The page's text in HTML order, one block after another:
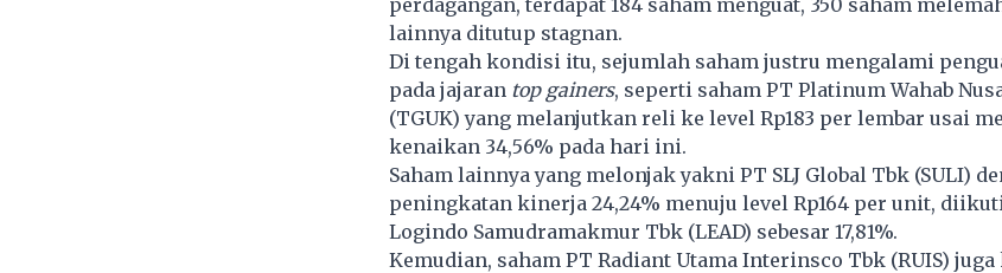
lainnya ditutup stagnan.
Di tengah kondisi itu, sejumlah saham justru mengalami
pada jajaran top gainers, seperti saham PT Platinum Wahab
(TGUK) yang melanjutkan reli ke level Rp183 per lembar usai
kenaikan 34,56% pada hari ini.
Saham lainnya yang melonjak yakni PT SLJ Global Tbk (SULI)
peningkatan kinerja 24,24% menuju level Rp164 per unit,
Logindo Samudramakmur Tbk (LEAD) sebesar 17,81%.
Kemudian, saham PT Radiant Utama Interinsco Tbk (RUIS)